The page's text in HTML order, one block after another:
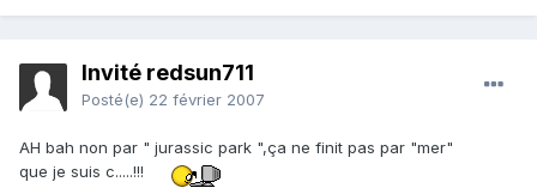
Invité redsun711
Posté(e) 22 février 2007
AH bah non par " jurassic park ",ça ne finit pas par "mer"
que je suis c.....!!!